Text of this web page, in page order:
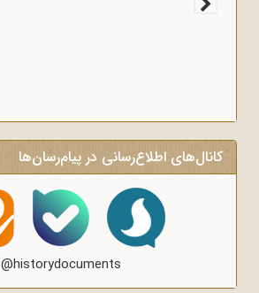
کانال‌های اطلاع‌رسانی در پیام‌رسان‌ها
@historydocuments